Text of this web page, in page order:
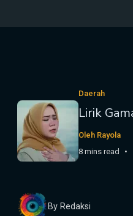
Daerah
Lirik
Oleh Rayola
8 mins read
By Redaksi